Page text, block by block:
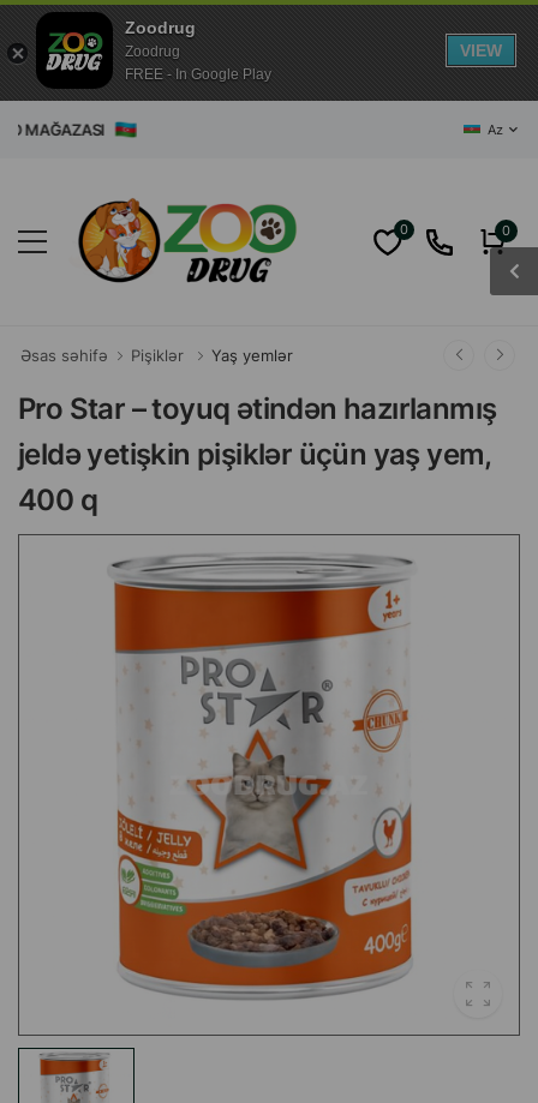
MAĞAZASI Az
0 0
Əsas səhifə Pişiklər Yaş yemlər
Pro Star – toyuq ətindən hazırlanmış
jeldə yetişkin pişiklər üçün yaş yem,
400 q
Zoodrug
Zoodrug
FREE - In Google Play
VIEW